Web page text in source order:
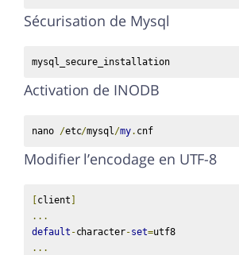
Sécurisation de Mysql
mysql_secure_installation
Activation de INODB
nano /etc/mysql/my. cnf
Modifier l’encodage en UTF-8
client
...
default -character-set=
utf8
...